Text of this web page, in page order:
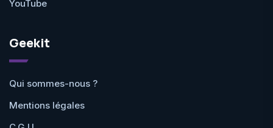
YouTube
Geekit
Qui sommes-nous ?
Mentions légales